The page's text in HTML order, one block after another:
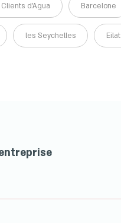
Clients d'Agua Barcelone
les Seychelles Eilat